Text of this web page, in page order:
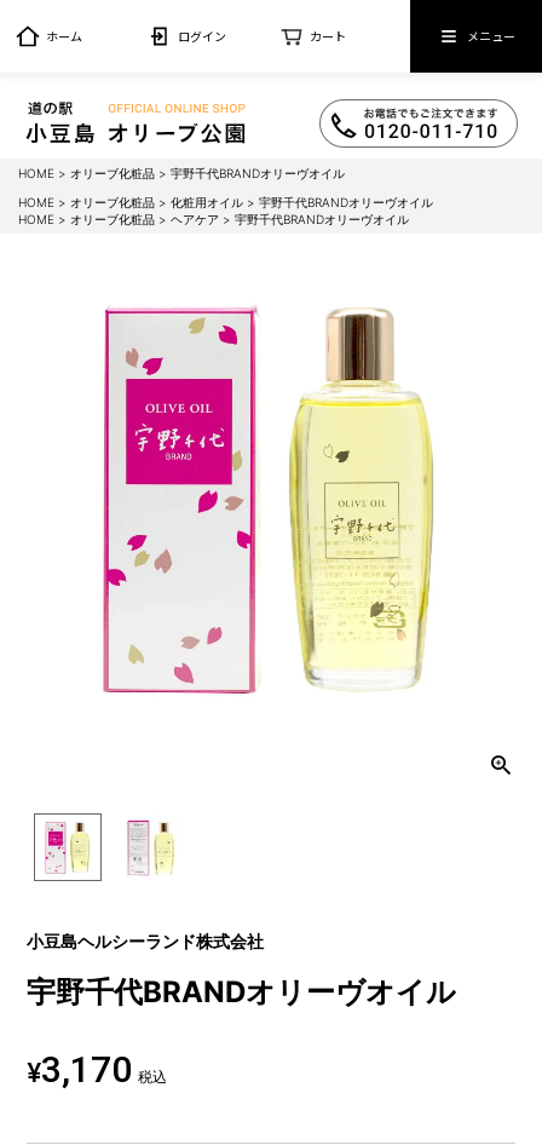
ホーム ログイン カート メニュー
HOME オリーブ化粧品
宇野千代BRANDオリーヴオイル
HOME
オリーブ化粧品 化粧用オイル
宇野千代BRANDオリーヴオイル
HOME
オリーブ化粧品 ヘアケア 宇野千代BRANDオリーヴオイル
小豆島ヘルシーランド株式会社
宇野千代BRANDオリーヴオイル
¥3,170 税込